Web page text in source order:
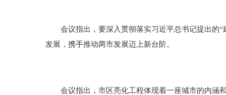
会议指出，要深入贯彻落实习近平总书记提出的“
发展，携手推动两市发展迈上新台阶。
会议指出，市区亮化工程体现着一座城市的内涵和